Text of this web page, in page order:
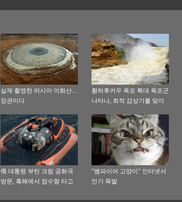
실제 촬영한 러시아 이화산...
장관이다
황허후커우 폭포 특대 폭포군
나타나, 최적 감상기를 맞이
俄 대통령 부틴 크림 공화국
방문, 흑해에서 잠수함 타고
"뱀파이어 고양이" 인터넷서
인기 폭발